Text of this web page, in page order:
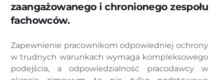
zaangażowanego i chronionego zespołu
fachowców.
Zapewnienie pracownikom odpowiedniej ochrony
w trudnych warunkach wymaga kompleksowego
podejścia, a odpowiedzialność pracodawcy w